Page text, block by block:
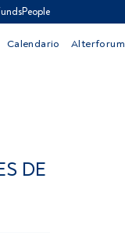
Calendario Alterforum
DE